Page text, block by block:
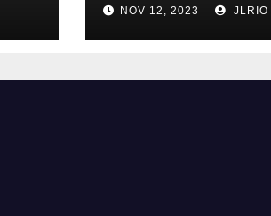
NOV 12, 2023 JLRIO